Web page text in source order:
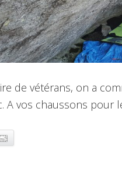
de vétérans, on a
A vos chaussons pour